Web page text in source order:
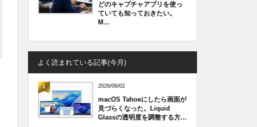
どのキャプチャアプリを使っ
ていても知っておきたい。
M...
よく読まれている記事(今月)
1 2026/06/02
macOS Tahoeにしたら画面が
見づらくなった。Liquid
Glassの透明度を調整する方...